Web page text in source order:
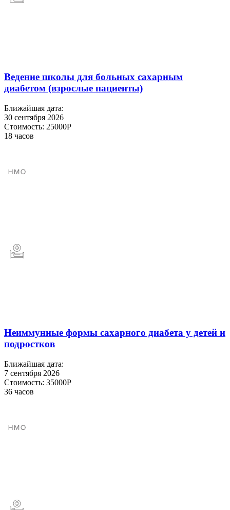
Ведение школы для больных сахарным
диабетом (взрослые пациенты)
Ближайшая дата:
30 сентября 2026
Стоимость: 25000Р
18 часов
Неиммунные формы сахарного диабета у детей и
подростков
Ближайшая дата:
7 сентября 2026
Стоимость: 35000Р
36 часов